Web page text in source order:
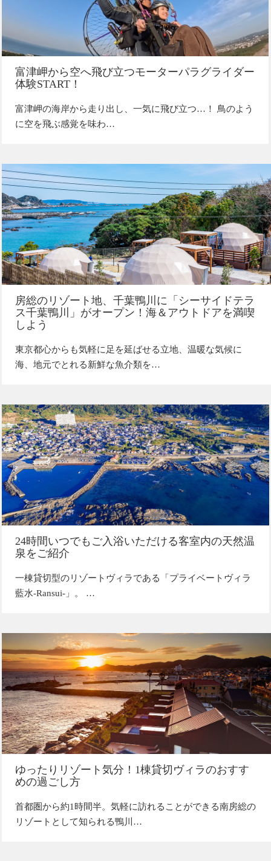
富津岬から空へ飛び立つモーターパラグライダー
体験START！
富津岬の海岸から走り出し、一気に飛び立つ…！ 鳥のよう
に空を飛ぶ感覚を味わ…
房総のリゾート地、千葉鴨川に「シーサイドテラ
ス千葉鴨川」がオープン！海＆アウトドアを満喫
しよう
東京都心からも気軽に足を延ばせる立地、温暖な気候に
海、地元でとれる新鮮な魚介類を…
24時間いつでもご入浴いただける客室内の天然温
泉をご紹介
一棟貸切型のリゾートヴィラである「プライベートヴィラ
藍水-Ransui-」。 …
ゆったりリゾート気分！1棟貸切ヴィラのおすす
めの過ごし方
首都圏から約1時間半。気軽に訪れることができる南房総の
リゾートとして知られる鴨川…